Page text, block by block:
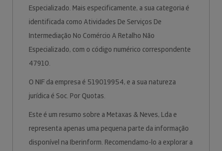
Especializado. Mais especificamente, a sua categoria é
identificada como Atividades De Serviços De
Intermediação No Comércio A Retalho Não
Especializado, com o código numérico correspondente
47910.
O NIF da empresa é 519019954, e a sua natureza
jurídica é Soc. Por Quotas.
Este é um resumo sobre a Metaxas & Neves, Lda e
representa apenas uma pequena parte da informação
disponível na Iberinform. Recomendamo-lo a explorar a